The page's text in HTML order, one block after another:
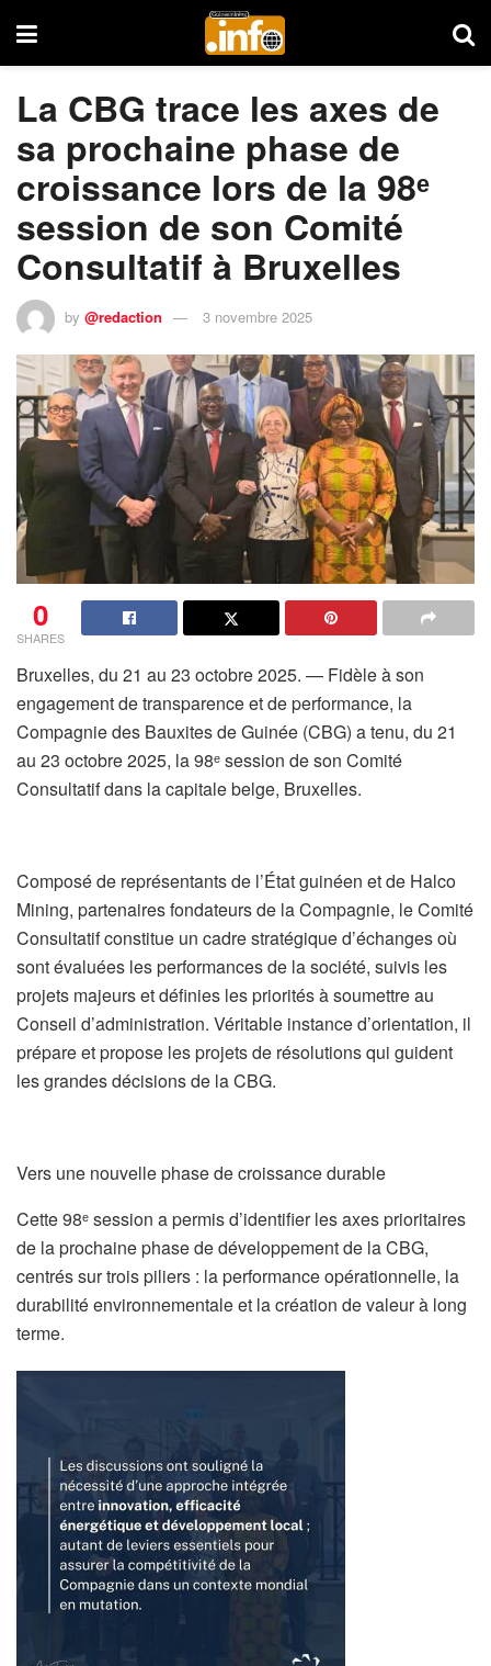
La CBG trace les axes de
sa prochaine phase de
croissance lors de la 98ᵉ
session de son Comité
Consultatif à Bruxelles
by @redaction 3 novembre 2025
0
SHARES
Bruxelles, du 21 au 23 octobre 2025. — Fidèle à son
engagement de transparence et de performance, la
Compagnie des Bauxites de Guinée (CBG) a tenu, du 21
au 23 octobre 2025, la 98ᵉ session de son Comité
Consultatif dans la capitale belge, Bruxelles.
Composé de représentants de l’État guinéen et de Halco
Mining, partenaires fondateurs de la Compagnie, le Comité
Consultatif constitue un cadre stratégique d’échanges où
sont évaluées les performances de la société, suivis les
projets majeurs et définies les priorités à soumettre au
Conseil d’administration. Véritable instance d’orientation, il
prépare et propose les projets de résolutions qui guident
les grandes décisions de la CBG.
Vers une nouvelle phase de croissance durable
Cette 98ᵉ session a permis d’identifier les axes prioritaires
de la prochaine phase de développement de la CBG,
centrés sur trois piliers : la performance opérationnelle, la
durabilité environnementale et la création de valeur à long
terme.